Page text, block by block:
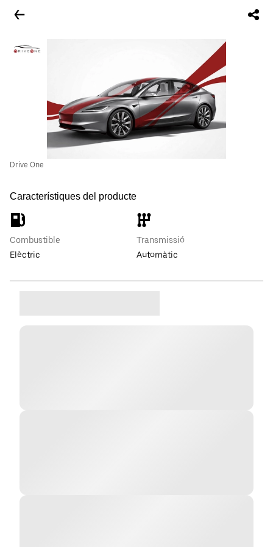
Drive One
Característiques del producte
Combustible
Elèctric
Transmissió
Automàtic